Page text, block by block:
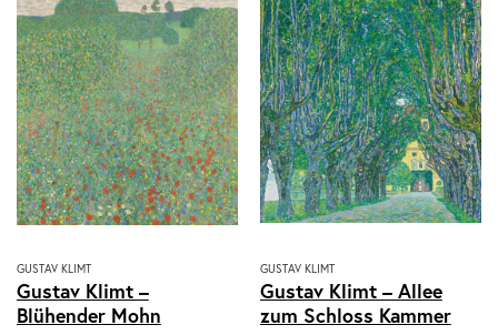
können
auf
der
Produktseite
gewählt
werden
können
auf
der
Produktseite
gewählt
werden
GUSTAV KLIMT
Gustav Klimt –
Blühender Mohn
Dieses
Produkt
weist
GUSTAV KLIMT
Gustav Klimt – Allee
zum Schloss Kammer
Dieses
Produkt
weist